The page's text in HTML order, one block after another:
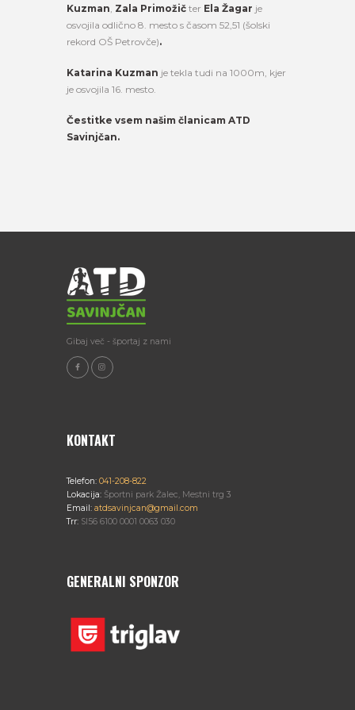
Kuzman Zala Primožič ter Ela Žagar je
osvojila odlično 8. mesto s časom 52,51 (šolski
rekord OŠ Petrovče).
Katarina Kuzman je tekla tudi na 1000m, kjer
je osvojila 16. mesto.
Čestitke vsem našim članicam ATD
Savinjčan.
Gibaj več - športaj z nami
KONTAKT
Telefon: 041-208-822
Lokacija: Športni park Žalec, Mestni trg 3
Email: atdsavinjcan@gmail.com
Trr: SI56 6100 0001 0063 030
GENERALNI SPONZOR